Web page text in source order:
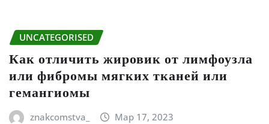
UNCATEGORISED
Как отличить жировик от лимфоузла
или фибромы мягких тканей или
гемангиомы
znakcomstva_ Мар 17, 2023